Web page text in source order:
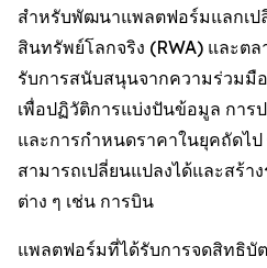
สำหรับพัฒนาแพลตฟอร์มแลกเป
สินทรัพย์โลกจริง (RWA) และต
รับการสนับสนุนจากความร่วมมื
เพื่อปฏิวัติการแบ่งปันข้อมูล การ
และการกำหนดราคาในยุคถัดไ
สามารถเปลี่ยนแปลงได้และสร้า
ต่าง ๆ เช่น การบิน
แพลตฟอร์มที่ได้รับการจดสิทธิบั